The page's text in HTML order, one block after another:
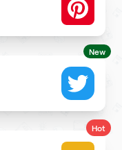
New
Hot